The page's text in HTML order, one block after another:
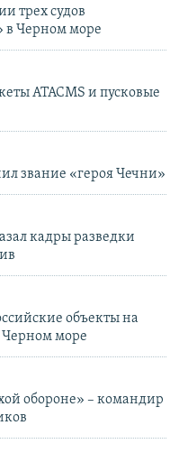
трех судов
в Черном море
ATACMS и пусковые
звание «героя Чечни»
кадры разведки
объекты на
Черном море
обороне» – командир